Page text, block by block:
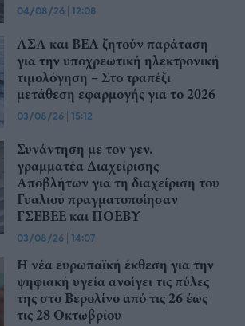
04/08/26 | 12:08
ΛΣΑ και ΒΕΑ ζητούν παράταση
για την υποχρεωτική ηλεκτρονική
τιμολόγηση – Στο τραπέζι
μετάθεση εφαρμογής για το 2026
03/08/26 | 15:12
Συνάντηση με τον γεν.
γραμματέα Διαχείρισης
Αποβλήτων για τη διαχείριση του
Γυαλιού πραγματοποίησαν
ΓΣΕΒΕΕ και ΠΟΕΒΥ
03/08/26 | 14:07
Η νέα ευρωπαϊκή έκθεση για την
ψηφιακή υγεία ανοίγει τις πύλες
της στο Βερολίνο από τις 26 έως
τις 28 Οκτωβρίου